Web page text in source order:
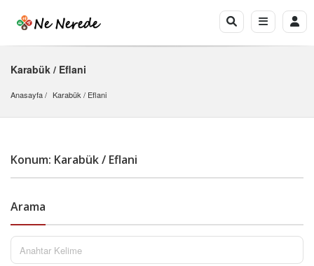
Karabük / Eflani
Anasayfa Karabük / Eflani
Konum: Karabük / Eflani
Arama